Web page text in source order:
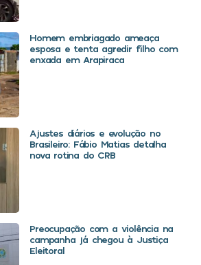
Homem embriagado ameaça
esposa e tenta agredir filho com
enxada em Arapiraca
Ajustes diários e evolução no
Brasileiro: Fábio Matias detalha
nova rotina do CRB
Preocupação com a violência na
campanha já chegou à Justiça
Eleitoral